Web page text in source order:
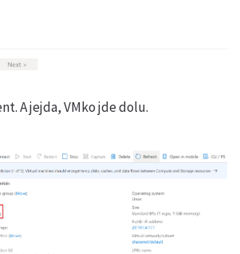
A jejda, VMko jde dolu.